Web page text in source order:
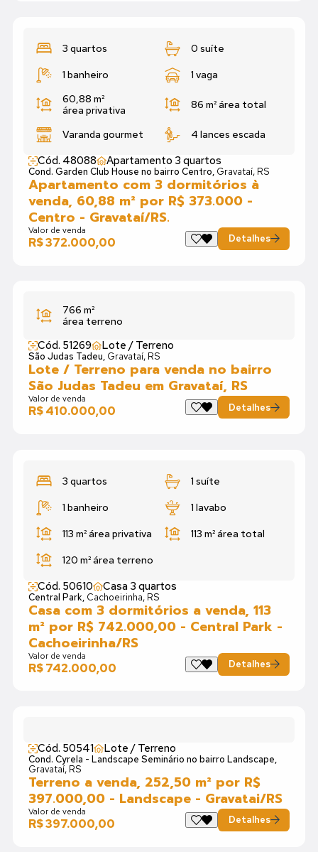
3 quartos 0 suíte
1 banheiro
1 vaga
60,88 m²
área privativa
86 m²área total
Varanda gourmet 4 lances escada
Cód. 48088 Apartamento 3 quartos
Cond. Garden Club House no bairro Centro, Gravataí, RS
Apartamento com 3 dormitórios à
venda, 60,88 m² por R$ 373.000 -
Centro - Gravataí/RS.
Valor de venda
R$ 372.000,00 Detalhes
766 m²
área terreno
Cód. 51269 Lote / Terreno
São Judas Tadeu, Gravataí, RS
Lote / Terreno para venda no bairro
São Judas Tadeu em Gravataí, RS
Valor de venda
R$ 410.000,00 Detalhes
3 quartos 1 suíte
1 banheiro 1 lavabo
113 m²área privativa 113 m²área total
120 m²área terreno
Cód. 50610 Casa 3 quartos
Central Park, Cachoeirinha, RS
Casa com 3 dormitórios a venda, 113
m² por R$ 742.000,00 - Central Park -
Cachoeirinha/RS
Valor de venda
R$ 742.000,00 Detalhes
Cód. 50541 Lote / Terreno
Cond. Cyrela - Landscape Seminário no bairro Landscape,
Gravataí, RS
Terreno a venda, 252,50 m² por R$
397.000,00 - Landscape - Gravatai/RS
Valor de venda
R$ 397.000,00 Detalhes